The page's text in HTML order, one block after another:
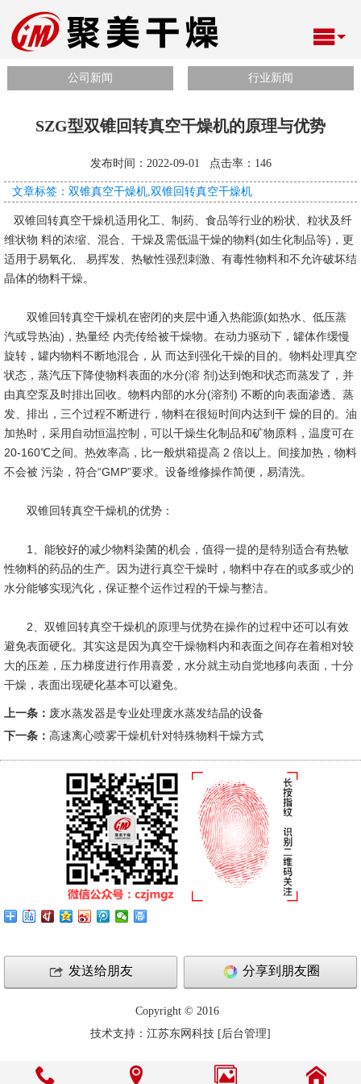
公司新闻 行业新闻
SZG型双锥回转真空干燥机的原理与优势
发布时间：2022-09-01 点击率： 146
文章标签：双锥真空干燥机,双锥回转真空干燥机
双锥回转真空干燥机适用化工、制药、食品等行业的粉状、粒状及纤
维状物 料的浓缩、混合、干燥及需低温干燥的物料(如生化制品等)，更
适用于易氧化、 易挥发、热敏性强烈刺激、有毒性物料和不允许破坏结
晶体的物料干燥。
双锥回转真空干燥机在密闭的夹层中通入热能源(如热水、低压蒸
汽或导热油)，热量经 内壳传给被干燥物。在动力驱动下，罐体作缓慢
旋转，罐内物料不断地混合，从 而达到强化干燥的目的。物料处理真空
状态，蒸汽压下降使物料表面的水分(溶 剂)达到饱和状态而蒸发了，并
由真空泵及时排出回收。物料内部的水分(溶剂) 不断的向表面渗透、蒸
发、排出，三个过程不断进行，物料在很短时间内达到干 燥的目的。油
加热时，采用自动恒温控制，可以干燥生化制品和矿物原料，温度可在
20-160℃之间。热效率高，比一般烘箱提高 2 倍以上。间接加热，物料
不会被 污染，符合“GMP”要求。设备维修操作简便，易清洗。
双锥回转真空干燥机的优势：
1、能较好的减少物料染菌的机会，值得一提的是特别适合有热敏
性物料的药品的生产。因为进行真空干燥时，物料中存在的或多或少的
水分能够实现汽化，保证整个运作过程的干燥与整洁。
2、双锥回转真空干燥机的原理与优势在操作的过程中还可以有效
避免表面硬化。其实这是因为真空干燥物料内和表面之间存在着相对较
大的压差，压力梯度进行作用喜爱，水分就主动自觉地移向表面，十分
干燥，表面出现硬化基本可以避免。
上一条： 废水蒸发器是专业处理废水蒸发结晶的设备
下一条： 高速离心喷雾干燥机针对特殊物料干燥方式
发送给朋友 分享到朋友圈
Copyright © 2016
技术支持： 江苏东网科技 [ 后台管理]